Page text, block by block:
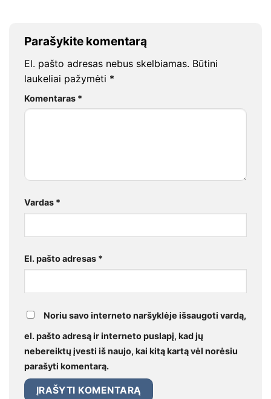
Parašykite komentarą
El. pašto adresas nebus skelbiamas. Būtini
laukeliai pažymėti *
Komentaras *
Vardas *
El. pašto adresas *
Noriu savo interneto naršyklėje išsaugoti vardą,
el. pašto adresą ir interneto puslapį, kad jų
nebereiktų įvesti iš naujo, kai kitą kartą vėl norėsiu
parašyti komentarą.